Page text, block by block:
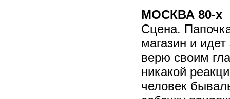
МОСКВА 80-х
Сцена.
магазин и
верю своим
никакой
человек